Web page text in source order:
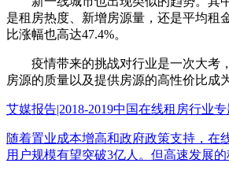
是租房热度、新增房源量，还是平均租
比涨幅也高达47.4%。
疫情带来的挑战对行业是一次大考，
房源的质量以及提供房源的高性价比成
艾媒报告|2018-2019中国在线租房行业
随着置业成本增高和政府政策支持，在
用户规模有望突破3亿人。但高速发展的